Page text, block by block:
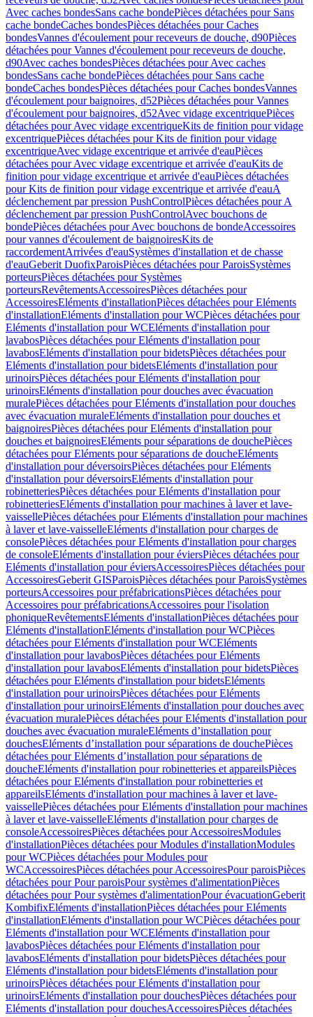
Avec caches bondesSans cache bondePièces détachées pour Sans
cache bondeCaches bondesPièces détachées pour Caches
bondesVannes d'écoulement pour receveurs de douche, d90Pièces
détachées pour Vannes d'écoulement pour receveurs de douche,
d90Avec caches bondesPièces détachées pour Avec caches
bondesSans cache bondePièces détachées pour Sans cache
bondeCaches bondesPièces détachées pour Caches bondesVannes
d'écoulement pour baignoires, d52Pièces détachées pour Vannes
d'écoulement pour baignoires, d52Avec vidage excentriquePièces
détachées pour Avec vidage excentriqueKits de finition pour vidage
excentriquePièces détachées pour Kits de finition pour vidage
excentriqueAvec vidage excentrique et arrivée d'eauPièces
détachées pour Avec vidage excentrique et arrivée d'eauKits de
finition pour vidage excentrique et arrivée d'eauPièces détachées
pour Kits de finition pour vidage excentrique et arrivée d'eauA
déclenchement par pression PushControlPièces détachées pour A
déclenchement par pression PushControlAvec bouchons de
bondePièces détachées pour Avec bouchons de bondeAccessoires
pour vannes d'écoulement de baignoiresKits de
raccordementArrivées d'eauSystèmes d'installation et de chasse
d'eauGeberit DuofixParoisPièces détachées pour ParoisSystèmes
porteursPièces détachées pour Systèmes
porteursRevêtementsAccessoiresPièces détachées pour
AccessoiresEléments d'installationPièces détachées pour Eléments
d'installationEléments d'installation pour WCPièces détachées pour
Eléments d'installation pour WCEléments d'installation pour
lavabosPièces détachées pour Eléments d'installation pour
lavabosEléments d'installation pour bidetsPièces détachées pour
Eléments d'installation pour bidetsEléments d'installation pour
urinoirsPièces détachées pour Eléments d'installation pour
urinoirsEléments d'installation pour douches avec évacuation
muralePièces détachées pour Eléments d'installation pour douches
avec évacuation muraleEléments d'installation pour douches et
baignoiresPièces détachées pour Eléments d'installation pour
douches et baignoiresEléments pour séparations de douchePièces
détachées pour Eléments pour séparations de doucheEléments
d'installation pour déversoirsPièces détachées pour Eléments
d'installation pour déversoirsEléments d'installation pour
robinetteriesPièces détachées pour Eléments d'installation pour
robinetteriesEléments d'installation pour machines à laver et lave-
vaissellePièces détachées pour Eléments d'installation pour machines
à laver et lave-vaisselleEléments d'installation pour charges de
consolePièces détachées pour Eléments d'installation pour charges
de consoleEléments d'installation pour éviersPièces détachées pour
Eléments d'installation pour éviersAccessoiresPièces détachées pour
AccessoiresGeberit GISParoisPièces détachées pour ParoisSystèmes
porteursAccessoires pour préfabricationsPièces détachées pour
Accessoires pour préfabricationsAccessoires pour l'isolation
phoniqueRevêtementsEléments d'installationPièces détachées pour
Eléments d'installationEléments d'installation pour WCPièces
détachées pour Eléments d'installation pour WCEléments
d'installation pour lavabosPièces détachées pour Eléments
d'installation pour lavabosEléments d'installation pour bidetsPièces
détachées pour Eléments d'installation pour bidetsEléments
d'installation pour urinoirsPièces détachées pour Eléments
d'installation pour urinoirsEléments d'installation pour douches avec
évacuation muralePièces détachées pour Eléments d'installation pour
douches avec évacuation muraleEléments d’installation pour
douchesEléments d’installation pour séparations de douchePièces
détachées pour Eléments d’installation pour séparations de
doucheEléments d'installation pour robinetteries et appareilsPièces
détachées pour Eléments d'installation pour robinetteries et
appareilsEléments d'installation pour machines à laver et lave-
vaissellePièces détachées pour Eléments d'installation pour machines
à laver et lave-vaisselleEléments d'installation pour charges de
consoleAccessoiresPièces détachées pour AccessoiresModules
d'installationPièces détachées pour Modules d'installationModules
pour WCPièces détachées pour Modules pour
WCAccessoiresPièces détachées pour AccessoiresPour paroisPièces
détachées pour Pour paroisPour systèmes d'alimentationPièces
détachées pour Pour systèmes d'alimentationPour évacuationGeberit
KombifixEléments d'installationPièces détachées pour Eléments
d'installationEléments d'installation pour WCPièces détachées pour
Eléments d'installation pour WCEléments d'installation pour
lavabosPièces détachées pour Eléments d'installation pour
lavabosEléments d'installation pour bidetsPièces détachées pour
Eléments d'installation pour bidetsEléments d'installation pour
urinoirsPièces détachées pour Eléments d'installation pour
urinoirsEléments d'installation pour douchesPièces détachées pour
Eléments d'installation pour douchesAccessoiresPièces détachées